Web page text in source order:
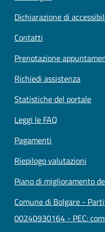
Dichiarazione di
Contatti
Prenotazione
Richiedi assistenza
Statistiche del portale
Leggi le FAQ
Pagamenti
Riepilogo valutazioni
Piano di miglioramento
Comune di Bolgare -
00240930164 - PEC: